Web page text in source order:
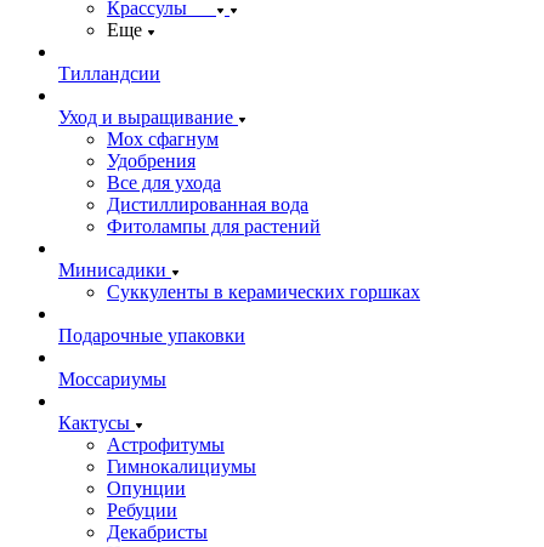
Крассулы
Еще
Тилландсии
Уход и выращивание
Мох сфагнум
Удобрения
Все для ухода
Дистиллированная вода
Фитолампы для растений
Минисадики
Суккуленты в керамических горшках
Подарочные упаковки
Моссариумы
Кактусы
Астрофитумы
Гимнокалициумы
Опунции
Ребуции
Декабристы